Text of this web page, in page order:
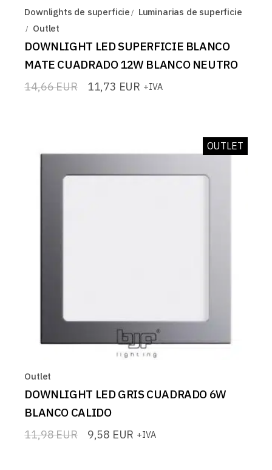
Downlights de superficie
Luminarias de superficie
Outlet
DOWNLIGHT LED SUPERFICIE BLANCO
MATE CUADRADO 12W BLANCO NEUTRO
14,66EUR
El 11,73 EUR
El +IVA
OUTLET
Outlet
DOWNLIGHT LED GRIS CUADRADO 6W
BLANCO CALIDO
11,98EUR
El 9,58 EUR
El +IVA